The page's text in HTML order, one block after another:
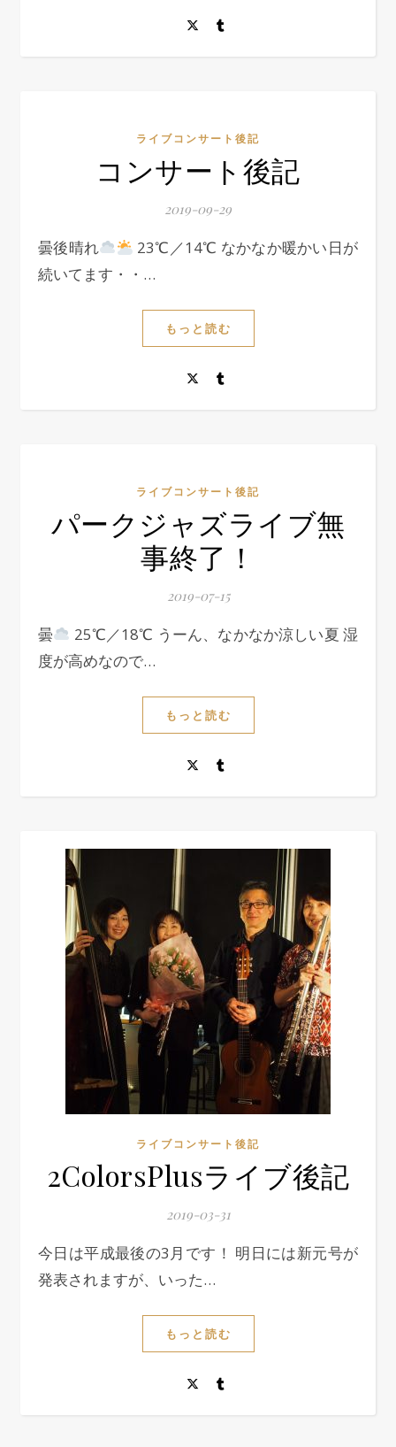
ライブコンサート後記
コンサート後記
2019-09-29
曇後晴れ
23℃／14℃ なかなか暖かい日が
続いてます・・…
もっと読む
ライブコンサート後記
パークジャズライブ無
事終了！
2019-07-15
曇
25℃／18℃ うーん、なかなか涼しい夏 湿
度が高めなので…
もっと読む
ライブコンサート後記
2ColorsPlusライブ後記
2019-03-31
今日は平成最後の3月です！ 明日には新元号が
発表されますが、いった…
もっと読む